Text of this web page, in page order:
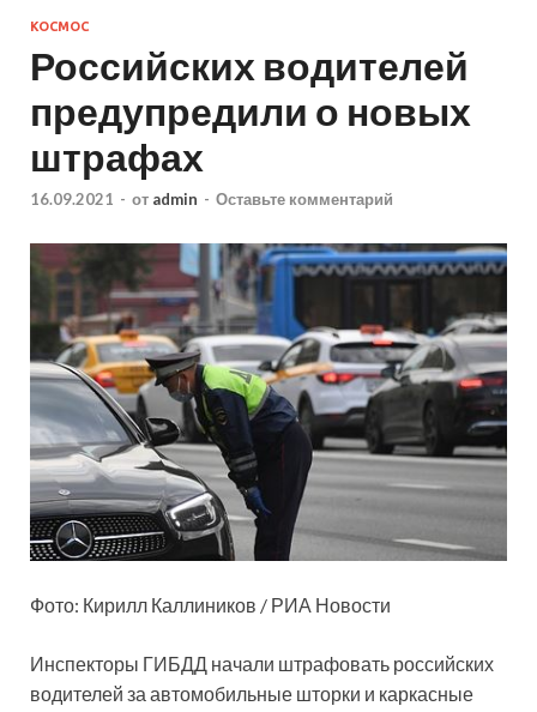
КОСМОС
Российских водителей
предупредили о новых
штрафах
16.09.2021 - от admin - Оставьте комментарий
Фото: Кирилл Каллиников / РИА Новости
Инспекторы ГИБДД начали штрафовать российских
водителей за автомобильные шторки и каркасные